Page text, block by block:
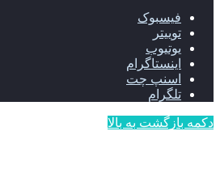
فیسبوک
توییتر
یوتیوب
اینستاگرام
اسنپ چت
تلگرام
دکمه بازگشت به بالا